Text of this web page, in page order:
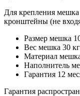
Для крепления
кронштейны (не
Размер мешка
Вес мешка 30 кг
Материал
Наполнитель
Гарантия 12
Гарантия